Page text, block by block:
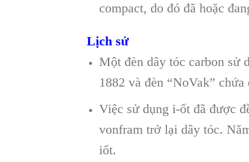
compact, do đó đã hoặc
Lịch sử
Một đèn dây tóc carbon sử
1882 và đèn “NoVak”
Việc sử dụng i-ốt đã được
vonfram trở lại dây tóc.
iốt.